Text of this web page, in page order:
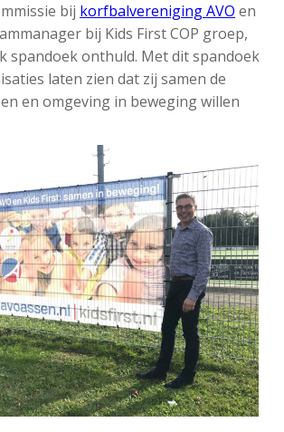
bij korfbalvereniging AVO en
bij Kids First COP groep,
spandoek onthuld. Met dit spandoek
laten zien dat zij samen de
en omgeving in beweging willen